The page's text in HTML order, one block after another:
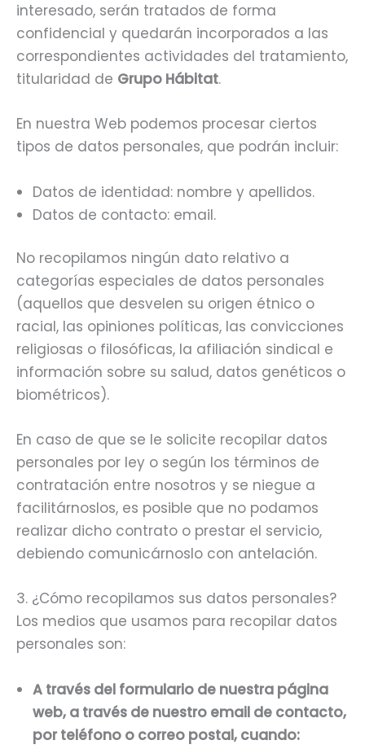
interesado, serán tratados de forma
confidencial y quedarán incorporados a las
correspondientes actividades del tratamiento,
titularidad de Grupo Hábitat.
En nuestra Web podemos procesar ciertos
tipos de datos personales, que podrán incluir:
Datos de identidad: nombre y apellidos.
Datos de contacto: email.
No recopilamos ningún dato relativo a
categorías especiales de datos personales
(aquellos que desvelen su origen étnico o
racial, las opiniones políticas, las convicciones
religiosas o filosóficas, la afiliación sindical e
información sobre su salud, datos genéticos o
biométricos).
En caso de que se le solicite recopilar datos
personales por ley o según los términos de
contratación entre nosotros y se niegue a
facilitárnoslos, es posible que no podamos
realizar dicho contrato o prestar el servicio,
debiendo comunicárnoslo con antelación.
3. ¿Cómo recopilamos sus datos personales?
Los medios que usamos para recopilar datos
personales son:
A través del formulario de nuestra página
web, a través de nuestro email de contacto,
por teléfono o correo postal, cuando: